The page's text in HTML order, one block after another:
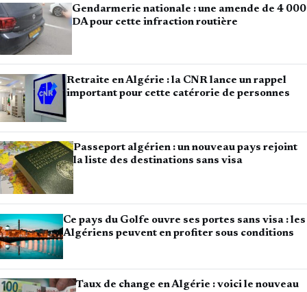
Gendarmerie nationale : une amende de 4 000
DA pour cette infraction routière
Retraite en Algérie : la CNR lance un rappel
important pour cette catérorie de personnes
Passeport algérien : un nouveau pays rejoint
la liste des destinations sans visa
Ce pays du Golfe ouvre ses portes sans visa : les
Algériens peuvent en profiter sous conditions
Taux de change en Algérie : voici le nouveau